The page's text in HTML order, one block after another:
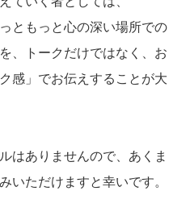
ともっと心の深い場所での
、トークだけではなく、お
感」でお伝えすることが大
はありませんので、あくま
いただけますと幸いです。